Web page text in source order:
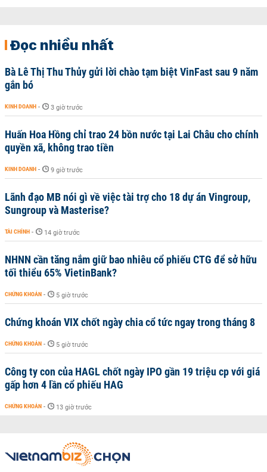
Đọc nhiều nhất
Bà Lê Thị Thu Thủy gửi lời chào tạm biệt VinFast sau 9 năm
gắn bó
KINH DOANH - 3 giờ trước
Huấn Hoa Hồng chỉ trao 24 bồn nước tại Lai Châu cho chính
quyền xã, không trao tiền
KINH DOANH - 9 giờ trước
Lãnh đạo MB nói gì về việc tài trợ cho 18 dự án Vingroup,
Sungroup và Masterise?
TÀI CHÍNH - 14 giờ trước
NHNN cần tăng nắm giữ bao nhiêu cổ phiếu CTG để sở hữu
tối thiểu 65% VietinBank?
CHỨNG KHOÁN - 5 giờ trước
Chứng khoán VIX chốt ngày chia cổ tức ngay trong tháng 8
CHỨNG KHOÁN - 5 giờ trước
Công ty con của HAGL chốt ngày IPO gần 19 triệu cp với giá
gấp hơn 4 lần cổ phiếu HAG
CHỨNG KHOÁN - 13 giờ trước